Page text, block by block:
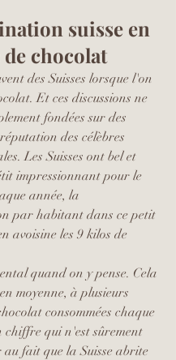
suisse en
chocolat
des Suisses lorsque l'on
Et ces discussions ne
fondées sur des
des célèbres
Les Suisses ont bel et
impressionnant pour le
année, la
par habitant dans ce petit
avoisine les 9 kilos de
quand on y pense. Cela
moyenne, à plusieurs
consommées chaque
chiffre qui n'est sûrement
fait que la Suisse abrite